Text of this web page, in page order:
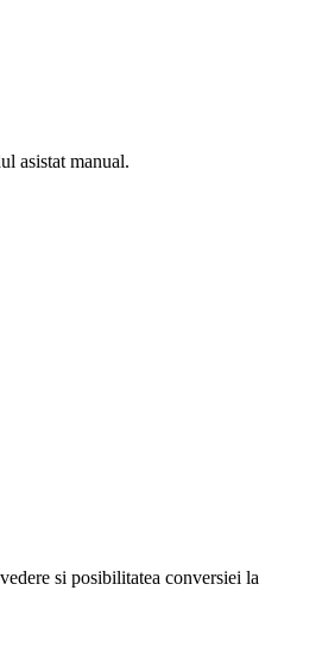
asistat manual.
si posibilitatea conversiei la